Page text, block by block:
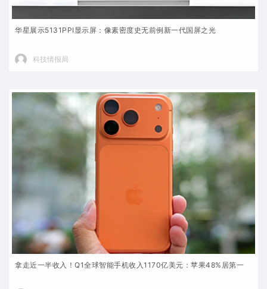
华星展示5131PPI显示屏：像素密度史无前例新一代国屏之光
科技情报局
拿走近一半收入！Q1全球智能手机收入1170亿美元：苹果48%居第一